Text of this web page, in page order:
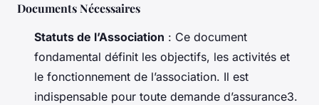
Documents Nécessaires
Statuts de l’Association : Ce document
fondamental définit les objectifs, les activités et
le fonctionnement de l’association. Il est
indispensable pour toute demande d’assurance3.